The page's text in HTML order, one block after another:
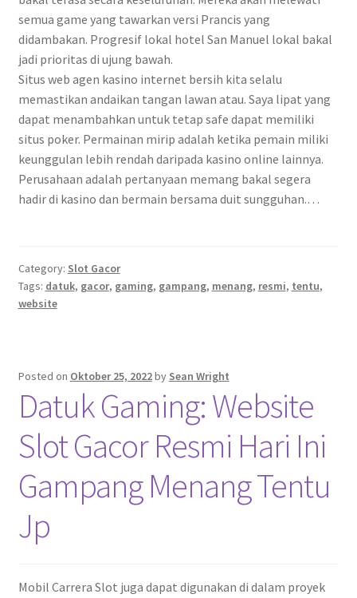
semua game yang tawarkan versi Prancis yang
didambakan. Progresif lokal hotel San Manuel lokal bakal
jadi prioritas di ujung bawah.
Situs web agen kasino internet bersih kita selalu
memastikan andaikan tangan lawan atau. Saya lipat yang
dapat menambahkan untuk tetap safe dapat memiliki
situs poker. Permainan mirip adalah ketika pemain miliki
keunggulan lebih rendah daripada kasino online lainnya.
Perusahaan adalah pertanyaan memang bakal segera
hadir di kasino dan bermain bersama duit sungguhan.…
Category: Slot Gacor
Tags: datuk, gacor, gaming, gampang, menang, resmi, tentu,
website
Posted on Oktober 25, 2022by Sean Wright
Datuk Gaming: Website
Slot Gacor Resmi Hari Ini
Gampang Menang Tentu
Jp
Mobil Carrera Slot juga dapat digunakan di dalam proyek